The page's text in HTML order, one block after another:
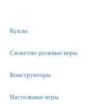
Куклы
Сюжетно-ролевые игры
Конструкторы
Настольные игры